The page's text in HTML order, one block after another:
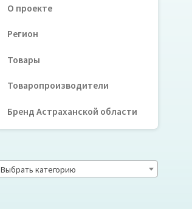
О проекте
Регион
Товары
Товаропроизводители
Бренд Астраханской области
Выбрать категорию